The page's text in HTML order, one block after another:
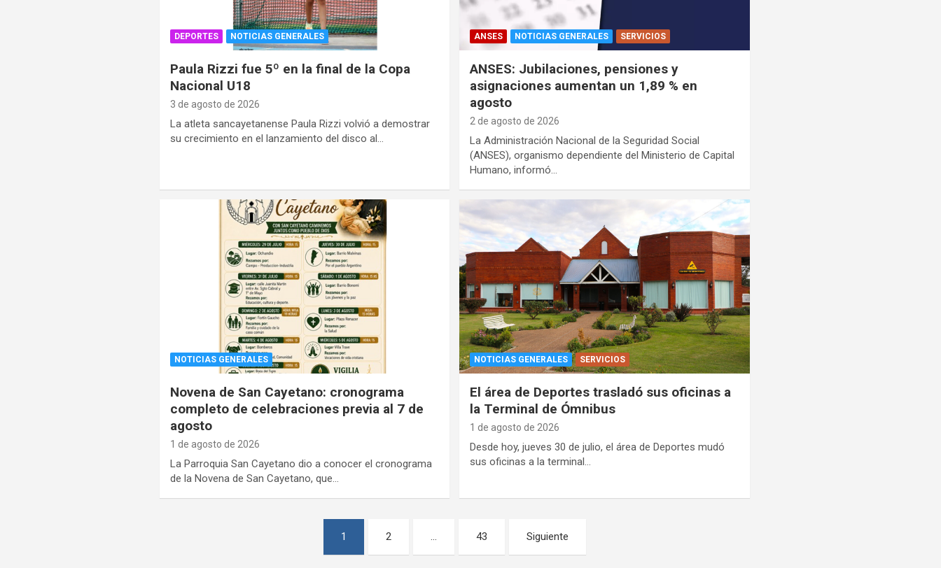
DEPORTES NOTICIAS GENERALES
Paula Rizzi fue 5º en la final de la Copa
Nacional U18
3 de agosto de 2026
La atleta sancayetanense Paula Rizzi volvió a demostrar
su crecimiento en el lanzamiento del disco al…
ANSES NOTICIAS GENERALES SERVICIOS
ANSES: Jubilaciones, pensiones y
asignaciones aumentan un 1,89 % en
agosto
2 de agosto de 2026
La Administración Nacional de la Seguridad Social
(ANSES), organismo dependiente del Ministerio de Capital
Humano, informó…
NOTICIAS GENERALES
Novena de San Cayetano: cronograma
completo de celebraciones previa al 7 de
agosto
1 de agosto de 2026
La Parroquia San Cayetano dio a conocer el cronograma
de la Novena de San Cayetano, que…
NOTICIAS GENERALES SERVICIOS
El área de Deportes trasladó sus oficinas a
la Terminal de Ómnibus
1 de agosto de 2026
Desde hoy, jueves 30 de julio, el área de Deportes mudó
sus oficinas a la terminal…
1 2 … 43 Siguiente